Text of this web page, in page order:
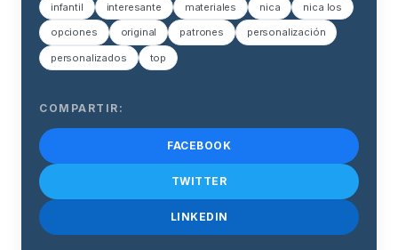
infantil interesante materiales nica nica los
opciones original patrones personalización
personalizados top
COMPARTIR:
FACEBOOK
TWITTER
LINKEDIN